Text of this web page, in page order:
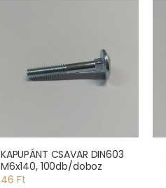
KAPUPÁNT CSAVAR DIN603
M6x140, 100db/doboz
46 Ft